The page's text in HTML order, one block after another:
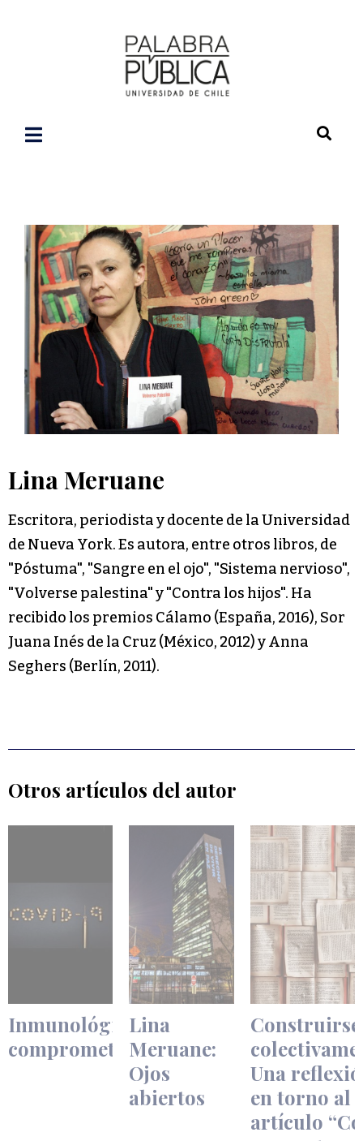
Lina Meruane
Escritora, periodista y docente de la Universidad
de Nueva York. Es autora, entre otros libros, de
"Póstuma", "Sangre en el ojo", "Sistema nervioso",
"Volverse palestina" y "Contra los hijos". Ha
recibido los premios Cálamo (España, 2016), Sor
Juana Inés de la Cruz (México, 2012) y Anna
Seghers (Berlín, 2011).
Otros artículos del autor
Inmunológicamente
comprometidos
Lina
Meruane:
Ojos
abiertos
Construirse
Una
en torno al
artículo